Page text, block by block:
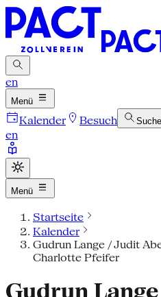
en
Menü
Kalender Besuch Suche
en
Menü
Startseite
Kalender
Gudrun Lange / Judit
Charlotte Pfeifer